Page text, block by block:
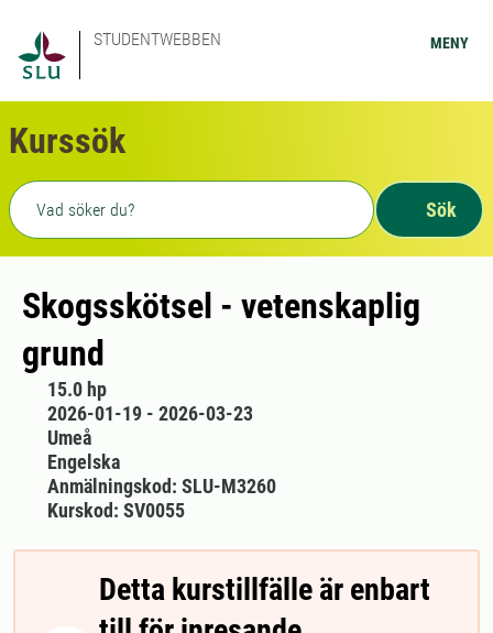
STUDENTWEBBEN MENY
Kurssök
Fritext sökning
Sök
Skogsskötsel - vetenskaplig
grund
15.0 hp
2026-01-19 - 2026-03-23
Umeå
Engelska
Anmälningskod: SLU-M3260
Kurskod: SV0055
Detta kurstillfälle är enbart